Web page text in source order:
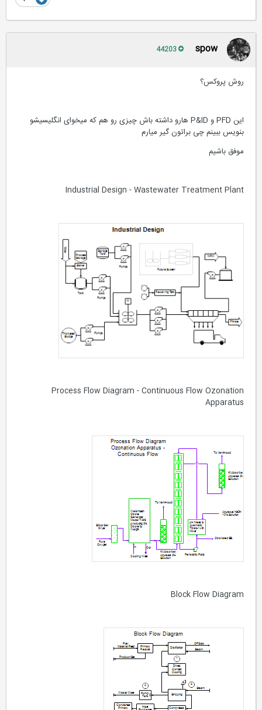
spow
روش پروکس؟
این PFD و P&ID هارو داشته باش چیزی رو هم که میخوای انگلیسیشو
بنویس ببینم چی براتون گیر میارم
موفق باشیم
Industrial Design - Wastewater Treatment Plant
Process Flow Diagram - Continuous Flow Ozonation
Apparatus
Block Flow Diagram